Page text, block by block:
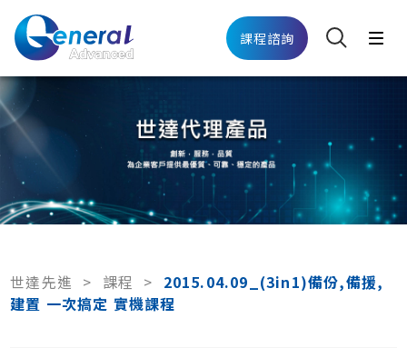
課程諮詢
世達先進 > 課程 > 2015.04.09_(3in1)備份,備援,
建置 一次搞定 實機課程